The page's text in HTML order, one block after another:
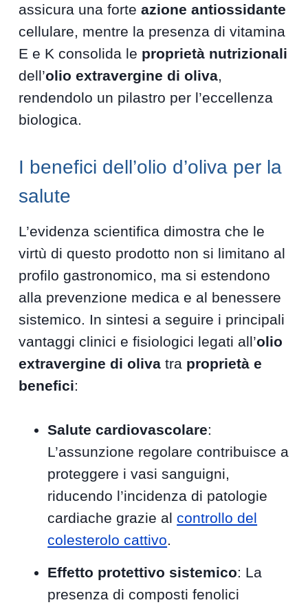
assicura una forteazione antiossidante
cellulare, mentre la presenza di vitamina
E e K consolida le proprietà nutrizionali
dell’olio extravergine di oliva,
rendendolo un pilastro per l’eccellenza
biologica.
I benefici dell’olio d’oliva per la
salute
L’evidenza scientifica dimostra che le
virtù di questo prodotto non si limitano al
profilo gastronomico, ma si estendono
alla prevenzione medica e al benessere
sistemico. In sintesi a seguire i principali
vantaggi clinici e fisiologici legati all’olio
extravergine di oliva tra proprietà e
benefici:
Salute cardiovascolare:
L’assunzione regolare contribuisce a
proteggere i vasi sanguigni,
riducendo l’incidenza di patologie
cardiache grazie alcontrollo del
colesterolo cattivo.
Effetto protettivo sistemico: La
presenza di composti fenolici